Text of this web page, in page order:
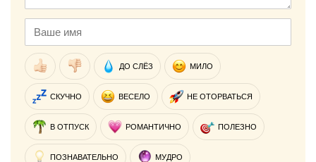
ДО СЛЁЗ МИЛО
СКУЧНО ВЕСЕЛО НЕ ОТОРВАТЬСЯ
В ОТПУСК РОМАНТИЧНО ПОЛЕЗНО
ПОЗНАВАТЕЛЬНО МУДРО